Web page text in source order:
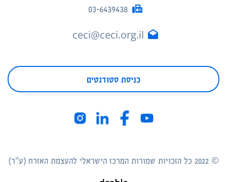
03-6439438
ceci@ceci.org.il
כניסת סטודנטים
© 2022 כל הזכויות שמורות המרכז הישראלי להעצמת האזרח (ע"ר)